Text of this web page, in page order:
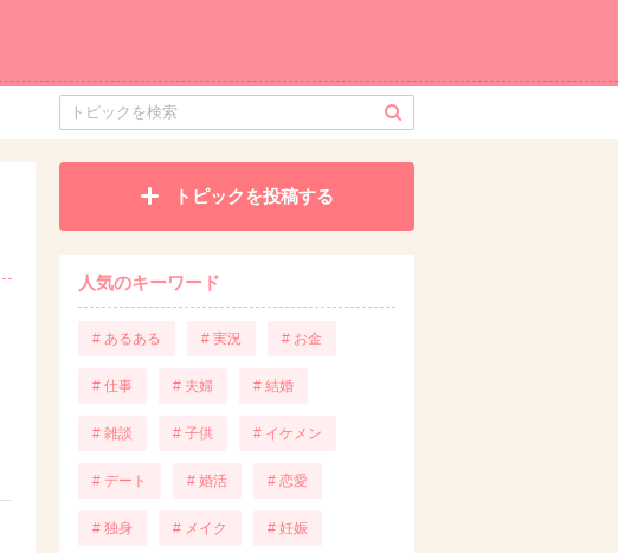
トピックを投稿する
人気のキーワード
# あるある # 実況 # お金
# 仕事 # 夫婦 # 結婚
# 雑談 # 子供 # イケメン
# デート # 婚活 # 恋愛
# 独身 # メイク # 妊娠